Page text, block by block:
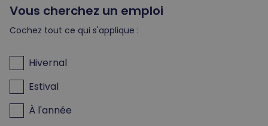
Vous cherchez un emploi
Cochez tout ce qui s'applique :
Hivernal
Estival
À l'année